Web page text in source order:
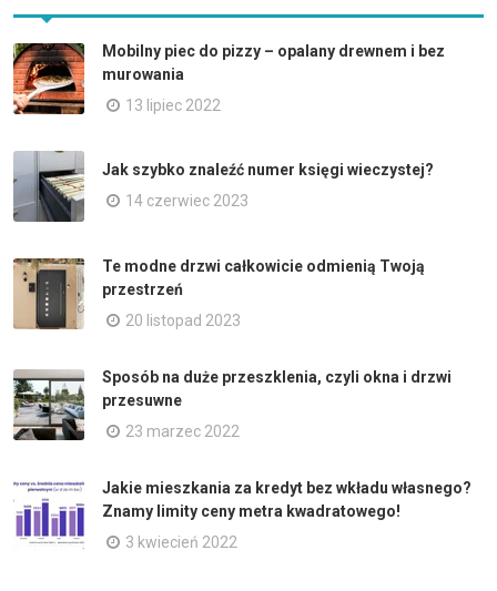
Mobilny piec do pizzy – opalany drewnem i bez
murowania
13 lipiec 2022
Jak szybko znaleźć numer księgi wieczystej?
14 czerwiec 2023
Te modne drzwi całkowicie odmienią Twoją
przestrzeń
20 listopad 2023
Sposób na duże przeszklenia, czyli okna i drzwi
przesuwne
23 marzec 2022
Jakie mieszkania za kredyt bez wkładu własnego?
Znamy limity ceny metra kwadratowego!
3 kwiecień 2022